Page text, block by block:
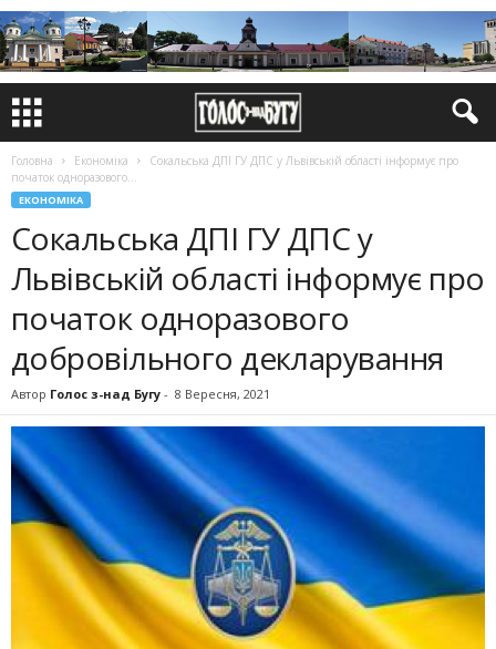
Головна Економіка
Сокальська ДПІ ГУ ДПС у Львівській області інформує про
початок одноразового...
ЕКОНОМІКА
Сокальська ДПІ ГУ ДПС у
Львівській області інформує про
початок одноразового
добровільного декларування
Автор Голос з-над Бугу - 8 Вересня, 2021